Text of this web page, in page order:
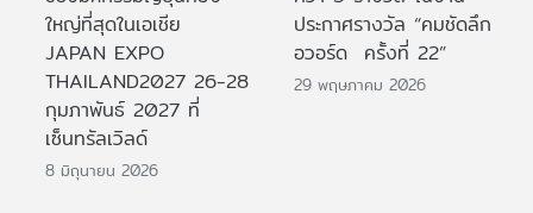
ใหญ่ที่สุดในเอเชีย
JAPAN EXPO
THAILAND2027 26-28
กุมภาพันธ์ 2027 ที่
เซ็นทรัลเวิลด์
8 มิถุนายน 2026
ประกาศรางวัล “คมชัดลึก
อวอร์ด ครั้งที่ 22”
29 พฤษภาคม 2026